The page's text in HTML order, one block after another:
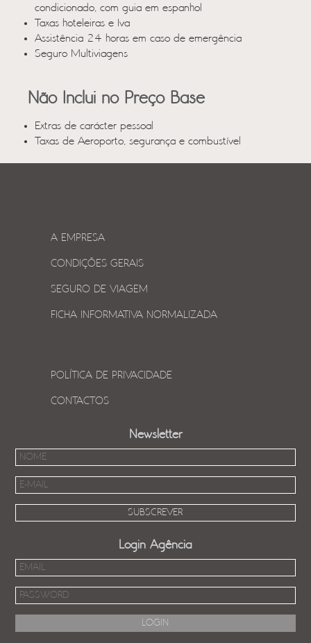
condicionado, com guia em espanhol
Taxas hoteleiras e Iva
Assistência 24 horas em caso de emergência
Seguro Multiviagens
Não Inclui no Preço Base
Extras de carácter pessoal
Taxas de Aeroporto, segurança e combustível
A EMPRESA
CONDIÇÕES GERAIS
SEGURO DE VIAGEM
FICHA INFORMATIVA NORMALIZADA
POLÍTICA DE PRIVACIDADE
CONTACTOS
Newsletter
Login Agência